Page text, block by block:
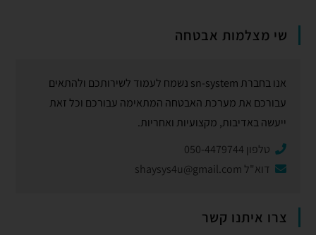
שי מצלמות אבטחה
אנו בחברת sn-system נשמח לעמוד לשירותכם ולהתאים
עבורכם את מערכת האבטחה המתאימה עבורכם וכל זאת
ייעשה באדיבות, מקצועיות ואחריות.
טלפון 050-4479744
דוא"ל shaysys4u@gmail.com
צרו איתנו קשר